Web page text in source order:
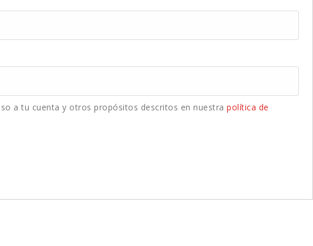
a tu cuenta y otros propósitos descritos en nuestra política de